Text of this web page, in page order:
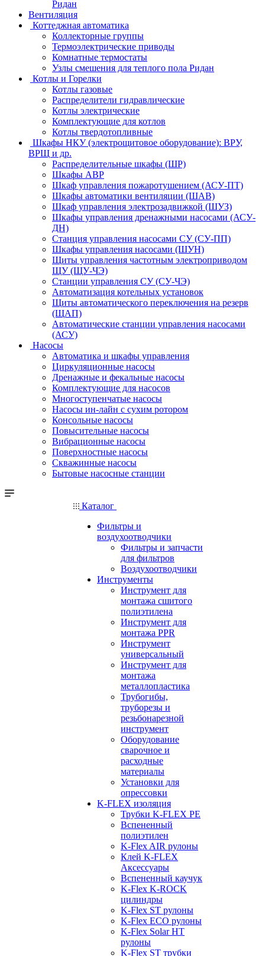
Ридан
Вентиляция
Коттеджная автоматика
Коллекторные группы
Термоэлектрические приводы
Комнатные термостаты
Узлы смешения для теплого пола Ридан
Котлы и Горелки
Котлы газовые
Распределители гидравлические
Котлы электрические
Комплектующие для котлов
Котлы твердотопливные
Шкафы НКУ (электрощитовое оборудование): ВРУ,
ВРЩ и др.
Распределительные шкафы (ШР)
Шкафы АВР
Шкаф управления пожаротушением (АСУ-ПТ)
Шкафы автоматики вентиляции (ШАВ)
Шкаф управления электрозадвижкой (ШУЗ)
Шкафы управления дренажными насосами (АСУ-
ДН)
Станция управления насосами СУ (СУ-ПП)
Шкафы управления насосами (ШУН)
Щиты управления частотным электроприводом
ЩУ (ЩУ-ЧЭ)
Станции управления СУ (СУ-ЧЭ)
Автоматизация котельных установок
Щиты автоматического переключения на резерв
(ЩАП)
Автоматические станции управления насосами
(АСУ)
Насосы
Автоматика и шкафы управления
Циркуляционные насосы
Дренажные и фекальные насосы
Комплектующие для насосов
Многоступенчатые насосы
Насосы ин-лайн с сухим ротором
Консольные насосы
Повысительные насосы
Вибрационные насосы
Поверхностные насосы
Скважинные насосы
Бытовые насосные станции
Каталог
Фильтры и
воздухоотводчики
Фильтры и запчасти
для фильтров
Воздухоотводчики
Инструменты
Инструмент для
монтажа сшитого
полиэтилена
Инструмент для
монтажа PPR
Инструмент
универсальный
Инструмент для
монтажа
металлопластика
Трубогибы,
труборезы и
резьбонарезной
инструмент
Оборудование
сварочное и
расходные
материалы
Установки для
опрессовки
K-FLEX изоляция
Трубки K-FLEX PE
Вспененный
полиэтилен
K-Flex AIR рулоны
Клей K-FLEX
Аксессуары
Вспененный каучук
K-Flex K-ROCK
цилиндры
K-Flex ST рулоны
K-Flex ECO рулоны
K-Flex Solar HT
рулоны
K-Flex ST трубки